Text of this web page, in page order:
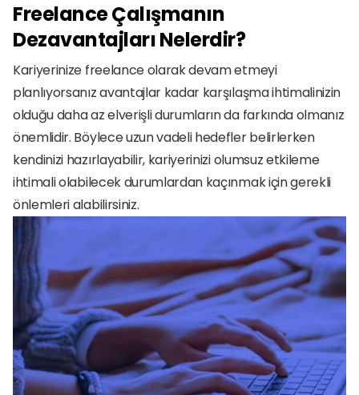
Freelance Çalışmanın
Dezavantajları Nelerdir?
Kariyerinize freelance olarak devam etmeyi
planlıyorsanız avantajlar kadar karşılaşma ihtimalinizin
olduğu daha az elverişli durumların da farkında olmanız
önemlidir. Böylece uzun vadeli hedefler belirlerken
kendinizi hazırlayabilir, kariyerinizi olumsuz etkileme
ihtimali olabilecek durumlardan kaçınmak için gerekli
önlemleri alabilirsiniz.